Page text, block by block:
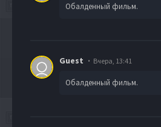
Обалденный фильм.
Guest Вчера, 13:41
Обалденный фильм.